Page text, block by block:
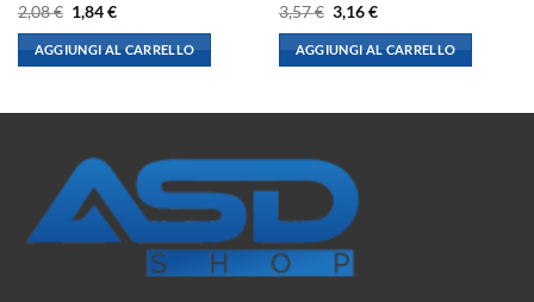
2,08€ Il
prezzo
originale
era:
2,08 €.
1,84€Il
attuale
è:
1,84 €.
AGGIUNGI AL CARRELLO
3,57€ Il
prezzo
originale
era:
3,57 €.
3,16€Il
attuale
è:
3,16 €.
AGGIUNGI AL CARRELLO